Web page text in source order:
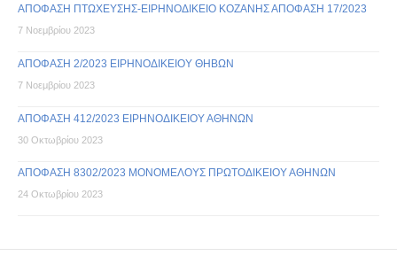
ΑΠΟΦΑΣΗ ΠΤΩΧΕΥΣΗΣ-ΕΙΡΗΝΟΔΙΚΕΙΟ ΚΟΖΑΝΗΣ ΑΠΟΦΑΣΗ 17/2023
7 Νοεμβρίου 2023
ΑΠΟΦΑΣΗ 2/2023 ΕΙΡΗΝΟΔΙΚΕΙΟΥ ΘΗΒΩΝ
7 Νοεμβρίου 2023
ΑΠΟΦΑΣΗ 412/2023 ΕΙΡΗΝΟΔΙΚΕΙΟΥ ΑΘΗΝΩΝ
30 Οκτωβρίου 2023
ΑΠΟΦΑΣΗ 8302/2023 ΜΟΝΟΜΕΛΟΥΣ ΠΡΩΤΟΔΙΚΕΙΟΥ ΑΘΗΝΩΝ
24 Οκτωβρίου 2023